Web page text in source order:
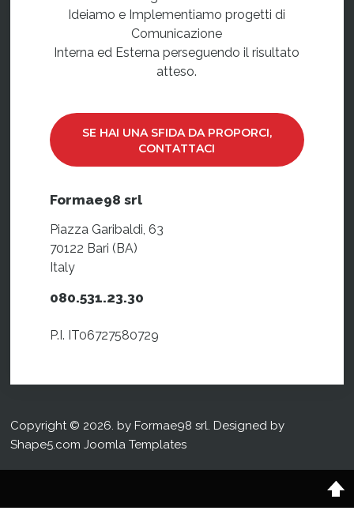
Ideiamo e Implementiamo progetti di
Comunicazione
Interna ed Esterna perseguendo il risultato
atteso.
SE HAI UNA SFIDA DA PROPORCI,
CONTATTACI
Formae98 srl
Piazza Garibaldi, 63
70122 Bari (BA)
Italy
080.531.23.30
P.I. IT06727580729
Copyright © 2026. by Formae98 srl. Designed by
Shape5.comJoomla Templates